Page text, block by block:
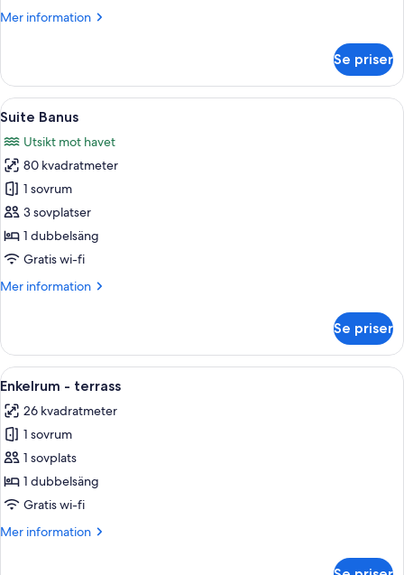
Mer information
Mer
-
havsutsikt
(Deluxe)
Se priser
Öppna
alla
foton
för
Suite
Banus
Ett rum med ett stort fönster med
14
Suite Banus
Utsikt mot havet
80 kvadratmeter
1 sovrum
3 sovplatser
1 dubbelsäng
Gratis wi-fi
Mer information
Mer
Banus
Se priser
Öppna
alla
foton
för
Enkelrum
-
terrass
Ett hotellrum med en stor säng, en
8
Enkelrum - terrass
26 kvadratmeter
1 sovrum
1 sovplats
1 dubbelsäng
Gratis wi-fi
Mer information
Mer